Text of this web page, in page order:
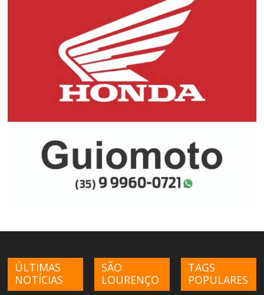
ÚLTIMAS
NOTÍCIAS
SÃO
LOURENÇO
TAGS
POPULARES